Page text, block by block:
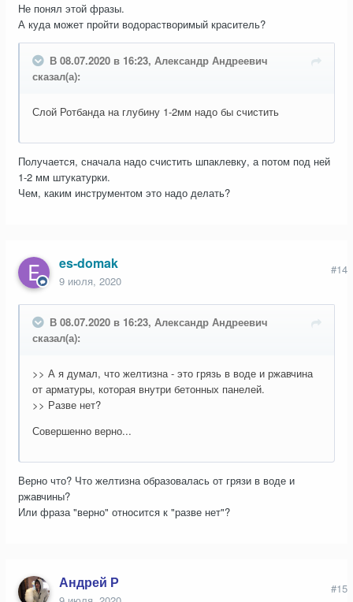
Не понял этой фразы.
А куда может пройти водорастворимый краситель?
В 08.07.2020 в 16:23, Александр Андреевич
сказал(а):
Слой Ротбанда на глубину 1-2мм надо бы счистить
Получается, сначала надо счистить шпаклевку, а потом под ней
1-2 мм штукатурки.
Чем, каким инструментом это надо делать?
es-domak
9 июля, 2020
#14
В 08.07.2020 в 16:23, Александр Андреевич
сказал(а):
>> А я думал, что желтизна - это грязь в воде и ржавчина
от арматуры, которая внутри бетонных панелей.
>> Разве нет?
Совершенно верно...
Верно что? Что желтизна образовалась от грязи в воде и
ржавчины?
Или фраза "верно" относится к "разве нет"?
Андрей Р #15